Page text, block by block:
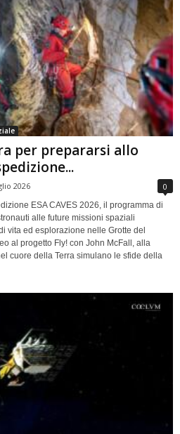
per prepararsi allo
2026 0
ESA CAVES 2026, il programma di
alle future missioni spaziali
vita ed esplorazione nelle Grotte del
al progetto Fly! con John McFall, alla
cuore della Terra simulano le sfide della